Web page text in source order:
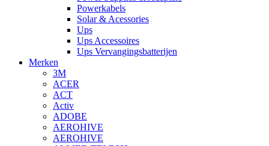
Powerkabels
Solar & Acessories
Ups
Ups Accessoires
Ups Vervangingsbatterijen
Merken
3M
ACER
ACT
Activ
ADOBE
AEROHIVE
AEROHIVE